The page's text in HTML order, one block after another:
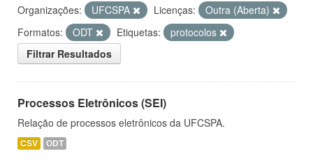
Organizações: UFCSPA Licenças:
Outra (Aberta)
Formatos:
ODT Etiquetas:
protocolos
Filtrar Resultados
Processos Eletrônicos (SEI)
Relação de processos eletrônicos da UFCSPA.
CSV ODT